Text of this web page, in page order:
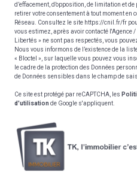
d’effacement, d’opposition, de limitation et
retirer votre consentement à tout moment en
Réseau. Consultez le site https://cnil.fr/fr
vous estimez, après avoir contacté l'Agence
Libertés » ne sont pas respectés, vous
Nous vous informons de l’existence de la
« Bloctel », sur laquelle vous pouvez vous
le cadre de la protection des Données
de Données sensibles dans le champ de
Ce site est protégé par reCAPTCHA, les
d'utilisation de Google s'appliquent.